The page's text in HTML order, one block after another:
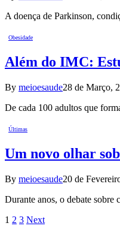
A doença de Parkinson,
Obesidade
Além do IMC:
By meioesaude28 de Março,
De cada 100 adultos que
Últimas
Um novo olhar
By meioesaude20 de
Durante anos, o debate
1 2 3 Next